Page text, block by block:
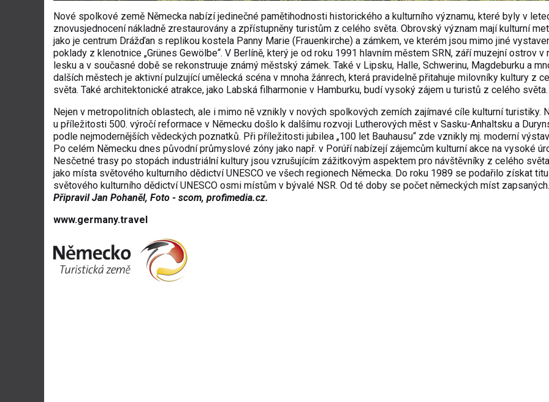
Nové spolkové země Německa nabízí jedinečné pamětihodnosti historického a kulturního významu, které byly v
znovusjednocení nákladně zrestaurovány a zpřístupněny turistům z celého světa. Obrovský význam mají kulturní
jako je centrum Drážďan s replikou kostela Panny Marie (Frauenkirche) a zámkem, ve kterém jsou mimo jiné
poklady z klenotnice „Grünes Gewölbe“. V Berlíně, který je od roku 1991 hlavním městem SRN, září muzejní ostrov v
lesku a v současné době se rekonstruuje známý městský zámek. Také v Lipsku, Halle, Schwerinu, Magdeburku a
dalších městech je aktivní pulzující umělecká scéna v mnoha žánrech, která pravidelně přitahuje milovníky kultury z
světa. Také architektonické atrakce, jako Labská filharmonie v Hamburku, budí vysoký zájem u turistů z celého
Nejen v metropolitních oblastech, ale i mimo ně vznikly v nových spolkových zemích zajímavé cíle kulturní turistiky.
u příležitosti 500. výročí reformace v Německu došlo k dalšímu rozvoji Lutherových měst v Sasku-Anhaltsku a
podle nejmodernějších vědeckých poznatků. Při příležitosti jubilea „100 let Bauhausu“ zde vznikly mj. moderní
Po celém Německu dnes původní průmyslové zóny jako např. v Porúří nabízejí zájemcům kulturní akce na vysoké
Nesčetné trasy po stopách industriální kultury jsou vzrušujícím zážitkovým aspektem pro návštěvníky z celého
jako místa světového kulturního dědictví UNESCO ve všech regionech Německa. Do roku 1989 se podařilo získat
světového kulturního dědictví UNESCO osmi místům v bývalé NSR. Od té doby se počet německých míst zapsaných.
Připravil Jan Pohaněl, Foto - scom, profimedia.cz.
www.germany.travel